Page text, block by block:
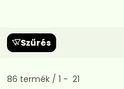
Szűrés
Összes termék a
86 termék 1 21